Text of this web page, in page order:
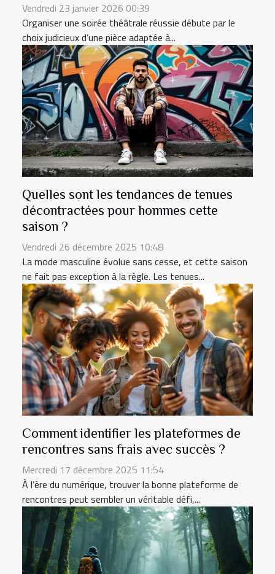
Vendredi 23 janvier 2026 00:39
Organiser une soirée théâtrale réussie débute par le
choix judicieux d’une pièce adaptée à...
Quelles sont les tendances de tenues
décontractées pour hommes cette
saison ?
Vendredi 26 décembre 2025 10:48
La mode masculine évolue sans cesse, et cette saison
ne fait pas exception à la règle. Les tenues...
Comment identifier les plateformes de
rencontres sans frais avec succès ?
Mercredi 17 décembre 2025 11:54
À l’ère du numérique, trouver la bonne plateforme de
rencontres peut sembler un véritable défi,...